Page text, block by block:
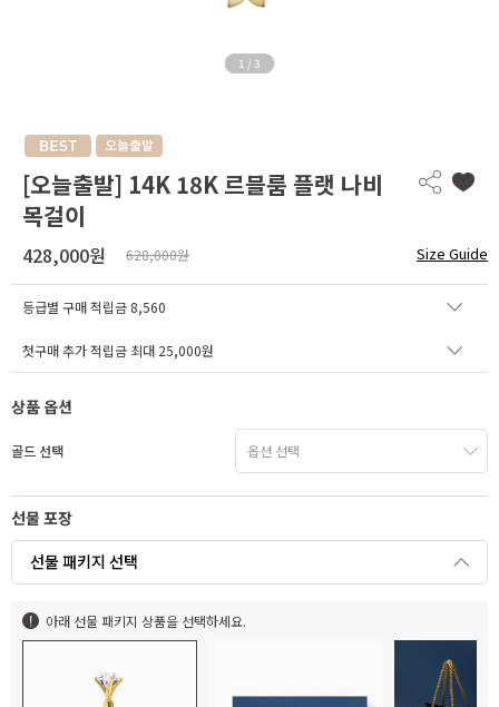
1 / 3
[오늘출발] 14K 18K 르블룸 플랫 나비
목걸이
428,000원 628,000원 Size Guide
등급별 구매 적립금 8,560
첫구매 추가 적립금 최대 25,000원
상품 옵션
골드 선택
선물 포장
선물 패키지 선택
아래 선물 패키지 상품을 선택하세요.